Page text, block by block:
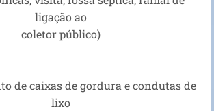
ligação ao
coletor público)
de caixas de gordura e condutas de
lixo